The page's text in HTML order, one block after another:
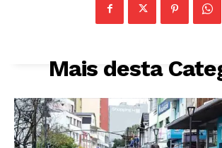
Mais desta